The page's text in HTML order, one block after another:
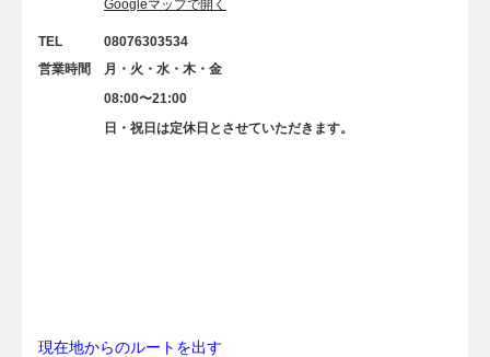
Googleマップで開く
TEL
08076303534
営業時間
月・火・水・木・金
08:00〜21:00
日・祝日は定休日とさせていただきます。
現在地からのルートを出す